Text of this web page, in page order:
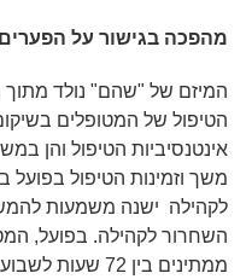
מהפכה בגישור על הפערים
המיזם של "שהם" נולד מתוך
הטיפול של המטופלים
אינטנסיביות הטיפול והן
משך וזמינות הטיפול
לקהילה ישנה משמעות
השחרור לקהילה. בפועל,
ממתינים בין